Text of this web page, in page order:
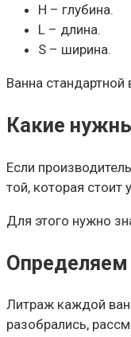
H – глубина.
L – длина.
S – ширина.
Ванна
Какие
Если
той, которая
Для этого нужно
Литраж каждой
разобрались,